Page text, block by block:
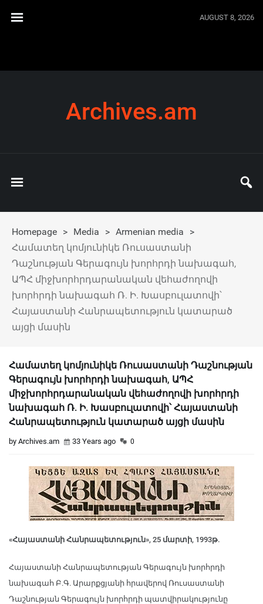
AUGUST 8, 2026
Archives.am
Homepage > Media > Armenian media
>
Համատեղ կոմյունիկե Ռուսաստանի
Դաշնության Գերագույն խորհրդի նախագահ,
ԱՊՀ միջխորհրդարանական վեհաժողովի
խորհրդի նախագահ Ռ. Ի. Խասբուլատովի՝
Հայաստանի Հանրապետություն կատարած
այցի մասին
Համատեղ կոմյունիկե Ռուսաստանի Դաշնության
Գերագույն խորհրդի նախագահ, ԱՊՀ
միջխորհրդարանական վեհաժողովի խորհրդի
նախագահ Ռ. Ի. Խասբուլատովի՝ Հայաստանի
Հանրապետություն կատարած այցի մասին
by Archives.am 33 Years ago 0
«Հայաստանի Հանրապետություն», 25 մարտի, 1993թ.
Հայաստանի Հանրապետության Գերագույն խորհրդի
նախագահ Բ.Գ. Արարքցյանի հրավերով Ռուսաստանի
Դաշնության Գերագույն խորհրդի պատվիրակությունը